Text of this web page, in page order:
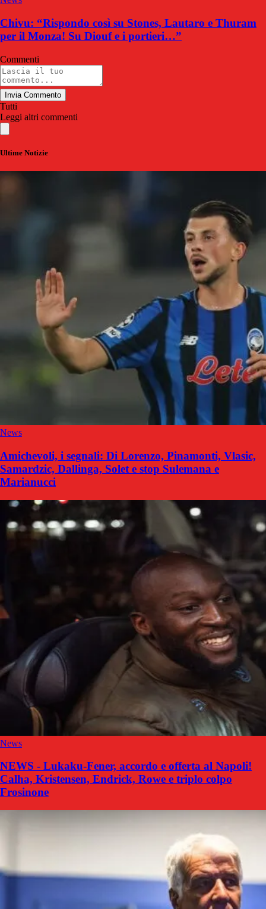
Chivu: “Rispondo così su Stones, Lautaro e Thuram
per il Monza! Su Diouf e i portieri…”
Commenti
Invia Commento
Tutti
Leggi altri commenti
Ultime Notizie
News
Amichevoli, i segnali: Di Lorenzo, Pinamonti, Vlasic,
Samardzic, Dallinga, Solet e stop Sulemana e
Marianucci
News
NEWS - Lukaku-Fener, accordo e offerta al Napoli!
Calha, Kristensen, Endrick, Rowe e triplo colpo
Frosinone